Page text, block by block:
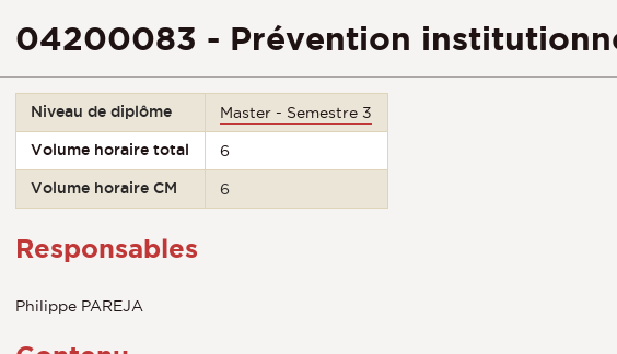
04200083 - Prévention
Niveau de diplôme Master - Semestre 3
Volume horaire total 6
Volume horaire CM 6
Responsables
Philippe PAREJA